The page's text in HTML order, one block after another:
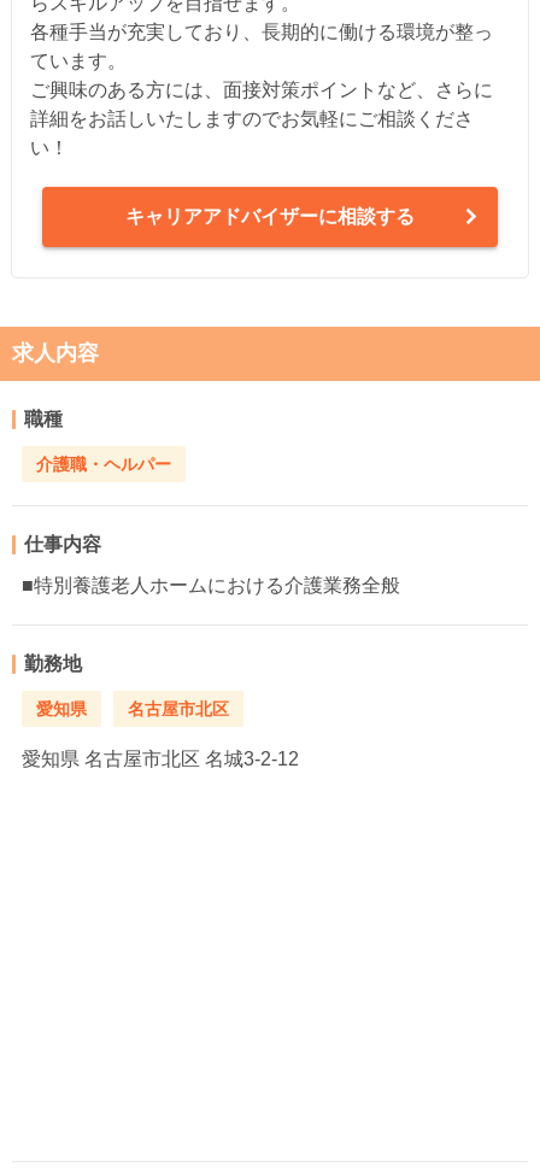
各種手当が充実しており、長期的に働ける環境が整っ
ています。
ご興味のある方には、面接対策ポイントなど、さらに
詳細をお話しいたしますのでお気軽にご相談くださ
い！
キャリアアドバイザーに相談する
求人内容
職種
介護職・ヘルパー
仕事内容
■特別養護老人ホームにおける介護業務全般
勤務地
愛知県 名古屋市北区
愛知県 名古屋市北区 名城3-2-12